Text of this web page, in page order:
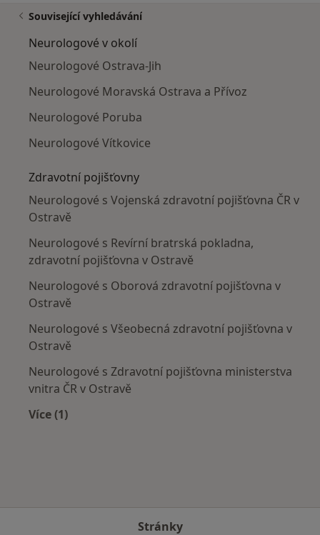
Související vyhledávání
Neurologové v okolí
Neurologové Ostrava-Jih
Neurologové Moravská Ostrava a Přívoz
Neurologové Poruba
Neurologové Vítkovice
Zdravotní pojišťovny
Neurologové s Vojenská zdravotní pojišťovna ČR v
Ostravě
Neurologové s Revírní bratrská pokladna,
zdravotní pojišťovna v Ostravě
Neurologové s Oborová zdravotní pojišťovna v
Ostravě
Neurologové s Všeobecná zdravotní pojišťovna v
Ostravě
Neurologové s Zdravotní pojišťovna ministerstva
vnitra ČR v Ostravě
Více (1)
Stránky